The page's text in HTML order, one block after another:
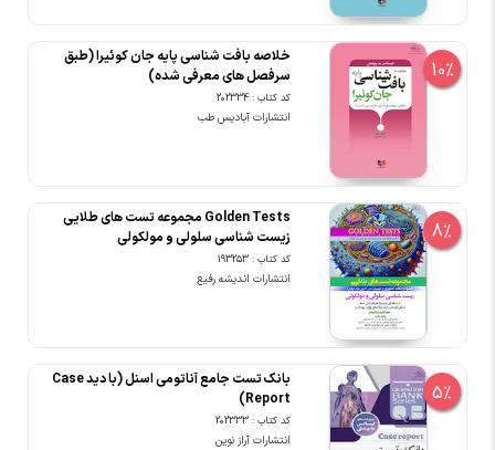
10%
خلاصه بافت شناسی پایه جان کوئیرا (طبق
سرفصل های معرفی شده)
کد کتاب : 202334
انتشارات آبادیس طب
8%
Golden Tests مجموعه تست های طلایی
زیست شناسی سلولی و مولکولی
کد کتاب : 193253
انتشارات اندیشه رفیع
5%
بانک تست جامع آناتومی اسنل (با دید Case
Report)
کد کتاب : 202333
انتشارات آراز نوین